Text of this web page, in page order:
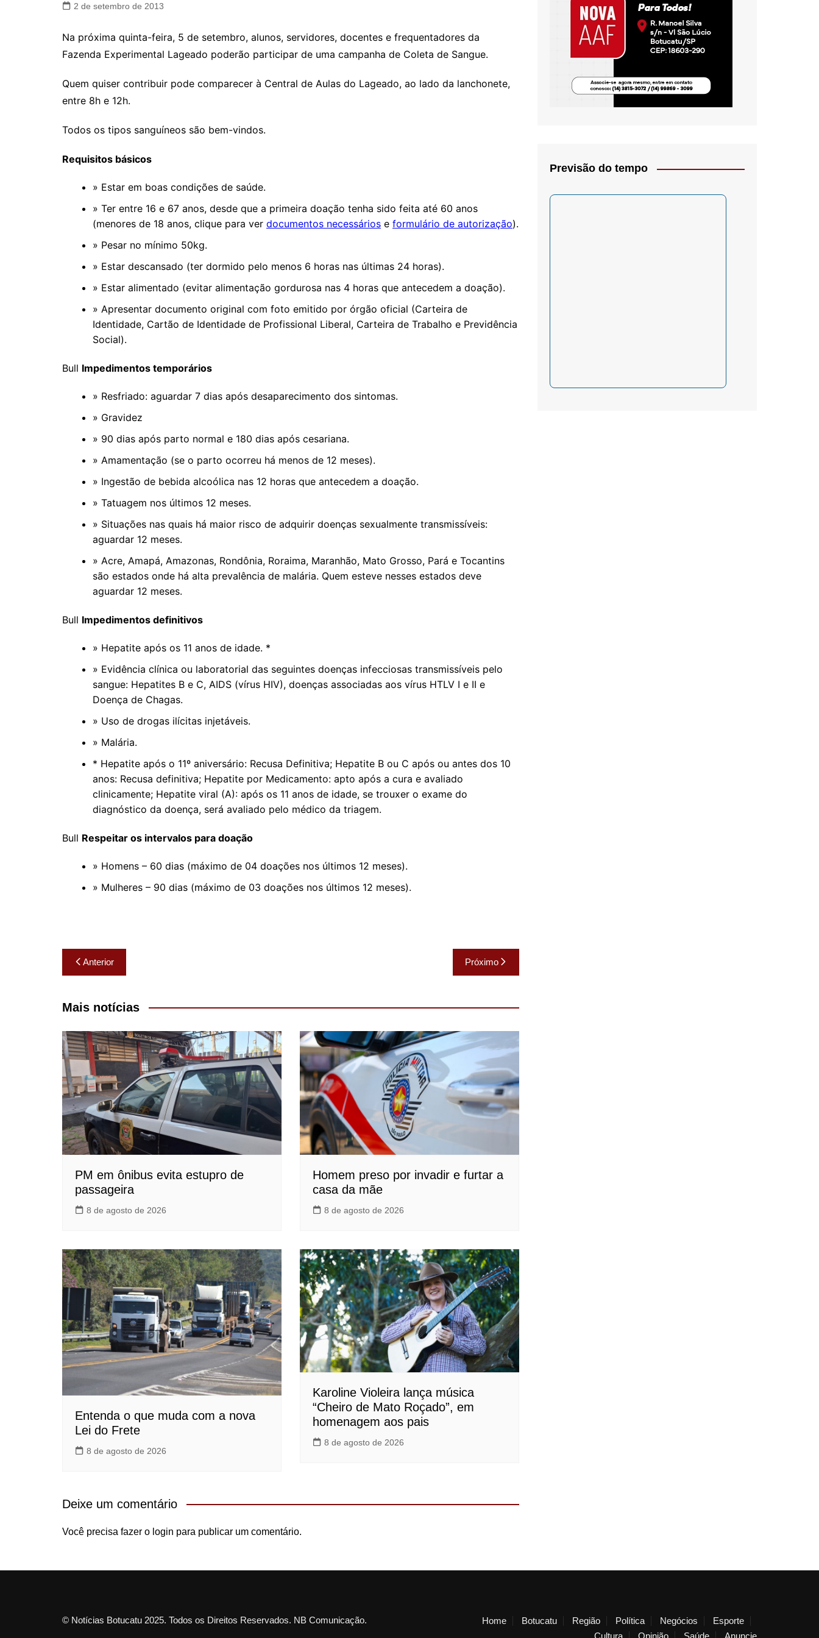
Oscar D’Ambrosio- Crítica
Daniel Carvalho
2 de setembro de 2013
Na próxima quinta-feira, 5 de setembro, alunos, servidores, docentes e frequentadores da
Fazenda Experimental Lageado poderão participar de uma campanha de Coleta de Sangue.
Quem quiser contribuir pode comparecer à Central de Aulas do Lageado, ao lado da lanchonete,
entre 8h e 12h.
Todos os tipos sanguíneos são bem-vindos.
Requisitos básicos
» Estar em boas condições de saúde.
» Ter entre 16 e 67 anos, desde que a primeira doação tenha sido feita até 60 anos
(menores de 18 anos, clique para ver documentos necessários e formulário de autorização).
» Pesar no mínimo 50kg.
» Estar descansado (ter dormido pelo menos 6 horas nas últimas 24 horas).
» Estar alimentado (evitar alimentação gordurosa nas 4 horas que antecedem a doação).
» Apresentar documento original com foto emitido por órgão oficial (Carteira de
Identidade, Cartão de Identidade de Profissional Liberal, Carteira de Trabalho e Previdência
Social).
Bull Impedimentos temporários
» Resfriado: aguardar 7 dias após desaparecimento dos sintomas.
» Gravidez
» 90 dias após parto normal e 180 dias após cesariana.
» Amamentação (se o parto ocorreu há menos de 12 meses).
» Ingestão de bebida alcoólica nas 12 horas que antecedem a doação.
» Tatuagem nos últimos 12 meses.
» Situações nas quais há maior risco de adquirir doenças sexualmente transmissíveis:
aguardar 12 meses.
» Acre, Amapá, Amazonas, Rondônia, Roraima, Maranhão, Mato Grosso, Pará e Tocantins
são estados onde há alta prevalência de malária. Quem esteve nesses estados deve
aguardar 12 meses.
Bull Impedimentos definitivos
» Hepatite após os 11 anos de idade. *
» Evidência clínica ou laboratorial das seguintes doenças infecciosas transmissíveis pelo
sangue: Hepatites B e C, AIDS (vírus HIV), doenças associadas aos vírus HTLV I e II e
Doença de Chagas.
» Uso de drogas ilícitas injetáveis.
» Malária.
* Hepatite após o 11º aniversário: Recusa Definitiva; Hepatite B ou C após ou antes dos 10
anos: Recusa definitiva; Hepatite por Medicamento: apto após a cura e avaliado
clinicamente; Hepatite viral (A): após os 11 anos de idade, se trouxer o exame do
diagnóstico da doença, será avaliado pelo médico da triagem.
Bull Respeitar os intervalos para doação
» Homens – 60 dias (máximo de 04 doações nos últimos 12 meses).
» Mulheres – 90 dias (máximo de 03 doações nos últimos 12 meses).
Navegação
de
Post
Anterior Próximo
Mais notícias
PM em ônibus evita estupro de
passageira
8 de agosto de 2026
Homem preso por invadir e furtar a
casa da mãe
8 de agosto de 2026
Entenda o que muda com a nova
Lei do Frete
8 de agosto de 2026
Karoline Violeira lança música
“Cheiro de Mato Roçado”, em
homenagem aos pais
8 de agosto de 2026
Deixe um comentário
Você precisa fazer o login para publicar um comentário.
Previsão do tempo
© Notícias Botucatu 2025. Todos os Direitos Reservados. NB Comunicação. Home Botucatu Região Política Negócios
Esporte
Cultura
Opinião Saúde Anuncie